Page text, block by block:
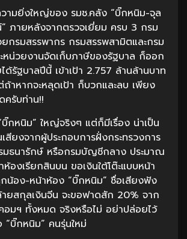
ามยิ่งใหญ่ของ รมช.คลัง “บิ๊กหนิม-จุล
ภายหลังจากตรวจเยี่ยม ครบ 3 กรม
กรมสรรพากร กรมสรรพสามิตและกรม
หน่วยงานจัดเก็บภาษีของรัฐบาล ก็ออก
ด้รัฐบาลปีนี้ เข้าเป้า 2.757 ล้านล้านบาท
าหากจะหลุดเป้า ก็บวกและลบ เพียง
รับท่าน!!
กหนิม” ใหญ่จริงๆ แต่ก็มีเรื่อง น่าเป็น
สียงจากผู้ประกอบการฝั่งกระทรวงการ
มธนารักษ์ หรือกรมบัญชีกลาง ประมาณ
องเรียกสินบน ขอเงินใต้โต๊ะแบบหน้า
น้อง-หน้าห้อง “บิ๊กหนิม” ชื่อเสียงฟัง
ยสกุลเงินจีน จะขอฟาดสัก 20% จาก
อมฯ ทั้งหมด จริงหรือไม่ อย่าปล่อยไว้
“บิ๊กหนิม” คนรุ่นใหม่